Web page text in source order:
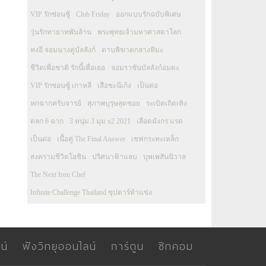
VIP รักซ่อนชู้ Club Friday ออกแบบรักฉบับพิเศษ
วุ่นรักทายาทพันล้าน พระพุทธเจ้ามหาศาสดาโลก
ทงอี จอมนางคู่บัลลังก์ ดาบพิฆาตกลางหิมะ
ชีวิตเพื่อชาติ รักนี้เพื่อเธอ จอมราชันบัลลังก์อมตะ
VIP รักซ่อนชู้ เกาหลี เสือชะนีเก้ง เป็นต่อ
หกฉากครับจารย์ สุภาพบุรุษสุดซอย ระเบิดเถิดเทิง
ตลก 6 ฉาก 3 หนุ่ม 3 มุม x2 2021 เลือดมังกร แรด
เป็นต่อ เนื้อคู่ The Final Answer เชฟกระทะเหล็ก
สงครามชีวิตโอชิน ปริศนาฟ้าแลบ บุพเพสันนิวาส
The Next Iron Chef
Infinite Challenge Thailand ซุปตาร์ท้าแข่ง
ฟังวิทยุออนไลน์ การ์ตูน ซิทคอม